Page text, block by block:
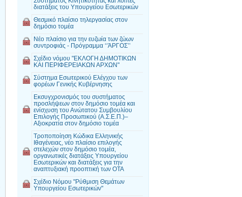
διατάξεις του Υπουργείου Εσωτερικών
Θεσμικό πλαίσιο τηλεργασίας στον
δημόσιο τομέα
Νέο πλαίσιο για την ευζωία των ζώων
συντροφιάς - Πρόγραμμα ‘‘ΆΡΓΟΣ’’
Σχέδιο νόμου "ΕΚΛΟΓΗ ΔΗΜΟΤΙΚΩΝ
ΚΑΙ ΠΕΡΙΦΕΡΕΙΑΚΩΝ ΑΡΧΩΝ"
Σύστημα Εσωτερικού Ελέγχου των
φορέων Γενικής Κυβέρνησης
Εκσυγχρονισμός του συστήματος
προσλήψεων στον δημόσιο τομέα και
ενίσχυση του Ανώτατου Συμβουλίου
Επιλογής Προσωπικού (Α.Σ.Ε.Π.)–
Αξιοκρατία στον δημόσιο τομέα
Τροποποίηση Κώδικα Ελληνικής
Ιθαγένειας, νέο πλαίσιο επιλογής
στελεχών στον δημόσιο τομέα,
οργανωτικές διατάξεις Υπουργείου
Εσωτερικών και διατάξεις για την
αναπτυξιακή προοπτική των ΟΤΑ
Σχέδιο Νόμου "Ρύθμιση Θεμάτων
Υπουργείου Εσωτερικών"